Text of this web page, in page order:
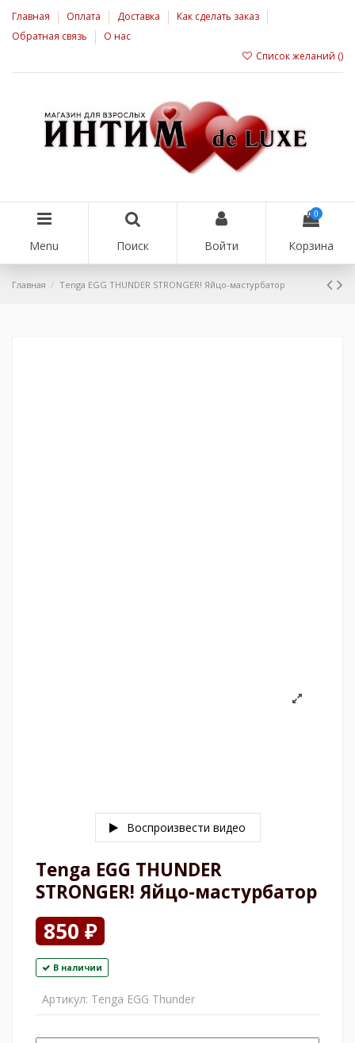
Главная Оплата Доставка
Как сделать заказ
Обратная связь
О нас
Список желаний ()
Menu Поиск Войти
0
Корзина
Главная Tenga EGG THUNDER STRONGER! Яйцо-мастурбатор
Воспроизвести видео
Tenga EGG THUNDER
STRONGER! Яйцо-мастурбатор
850 ₽
В наличии
Артикул: Tenga EGG Thunder